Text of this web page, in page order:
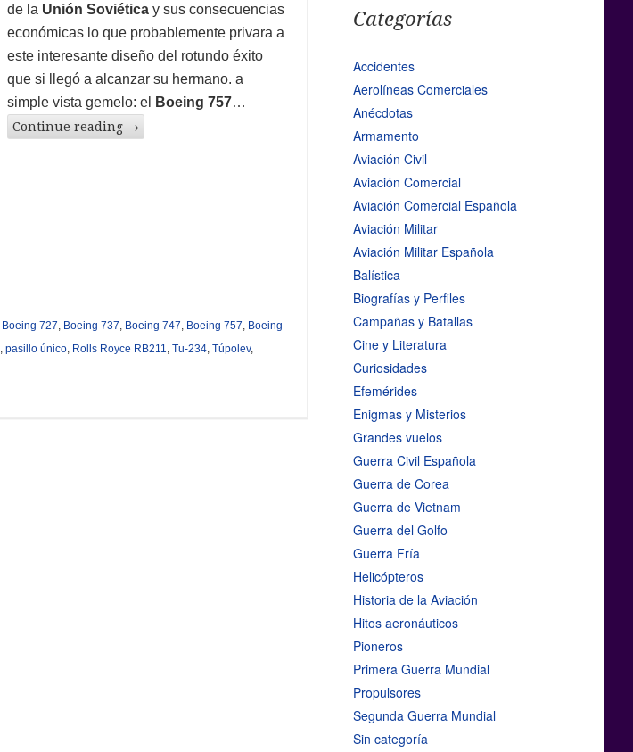
de la Unión Soviéticay sus consecuencias
económicas lo que probablemente privara a
este interesante diseño del rotundo éxito
que si llegó a alcanzar su hermano. a
simple vista gemelo: el
Boeing 757…
Continue reading →
Boeing 727, Boeing 737, Boeing 747, Boeing 757, Boeing
, pasillo único, Rolls Royce RB211, Tu-234, Túpolev,
Categorías
Accidentes
Aerolíneas Comerciales
Anécdotas
Armamento
Aviación Civil
Aviación Comercial
Aviación Comercial Española
Aviación Militar
Aviación Militar Española
Balística
Biografías y Perfiles
Campañas y Batallas
Cine y Literatura
Curiosidades
Efemérides
Enigmas y Misterios
Grandes vuelos
Guerra Civil Española
Guerra de Corea
Guerra de Vietnam
Guerra del Golfo
Guerra Fría
Helicópteros
Historia de la Aviación
Hitos aeronáuticos
Pioneros
Primera Guerra Mundial
Propulsores
Segunda Guerra Mundial
Sin categoría